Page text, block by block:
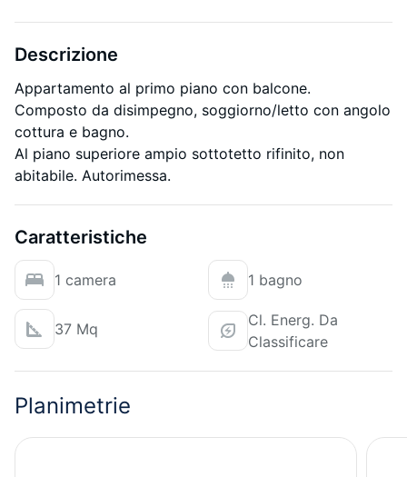
Descrizione
Appartamento al primo piano con balcone.
Composto da disimpegno, soggiorno/letto con angolo
cottura e bagno.
Al piano superiore ampio sottotetto rifinito, non
abitabile. Autorimessa.
Caratteristiche
1 camera 1 bagno
37 Mq
Cl. Energ. Da
Classificare
Planimetrie